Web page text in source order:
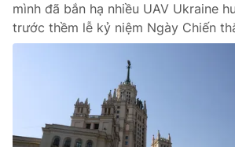
mình đã bắn hạ nhiều UAV Ukraine
trước thềm lễ kỷ niệm Ngày Chiến